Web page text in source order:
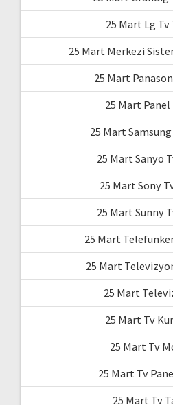
25 Mart Lg
25 Mart Merkezi
25 Mart
25 Mart
25 Mart
25 Mart Sanyo
25 Mart Sony
25 Mart Sunny
25 Mart
25 Mart
25 Mart
25 Mart Tv
25 Mart Tv
25 Mart Tv
25 Mart Tv